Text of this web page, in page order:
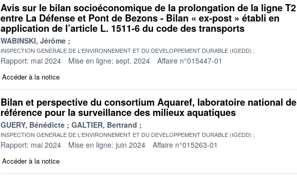
Avis sur le bilan socioéconomique de la prolongation de la ligne T2
entre La Défense et Pont de Bezons - Bilan « ex-post » établi en
application de l’article L. 1511-6 du code des transports
WABINSKI, Jérôme
INSPECTION GENERALE DE L'ENVIRONNEMENT ET DU DEVELOPPEMENT DURABLE (IGEDD)
Rapport: mai 2024 Mise en ligne: sept. 2024 Affaire n°015447-01
Accéder à la notice
Bilan et perspective du consortium Aquaref, laboratoire national de
référence pour la surveillance des milieux aquatiques
GUERY, Bénédicte GALTIER, Bertrand
INSPECTION GENERALE DE L'ENVIRONNEMENT ET DU DEVELOPPEMENT DURABLE (IGEDD)
Rapport: mai 2024 Mise en ligne: juin 2024 Affaire n°015263-01
Accéder à la notice